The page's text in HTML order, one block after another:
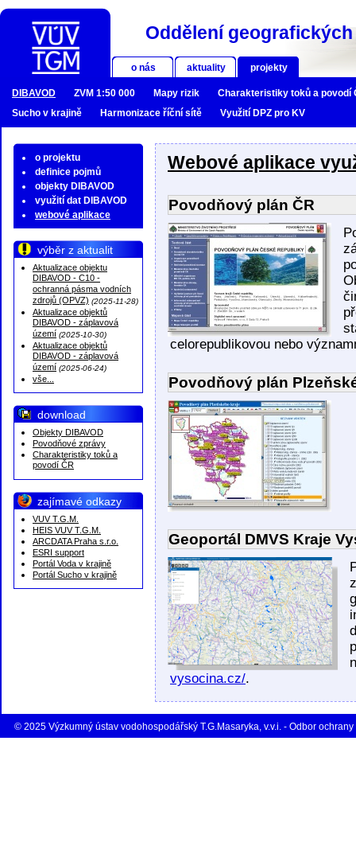
Oddělení
o nás aktuality projekty
DIBAVOD ZVM 1:50 000 Mapy rizik
Charakteristiky toků a povodí
Sucho v krajině
Harmonizace říční sítě Využití DPZ pro KV
o projektu
definice pojmů
objekty DIBAVOD
využití dat DIBAVOD
webové aplikace
výběr z aktualit
Aktualizace objektu
DIBAVOD - C10 -
ochranná pásma vodních
zdrojů (OPVZ) (2025-11-28)
Aktualizace objektů
DIBAVOD - záplavová
území (2025-10-30)
Aktualizace objektů
DIBAVOD - záplavová
území (2025-06-24)
vše...
download
Objekty DIBAVOD
Povodňové zprávy
Charakteristiky toků a
povodí ČR
zajímavé odkazy
VUV T.G.M.
HEIS VUV T.G.M.
ARCDATA Praha s.r.o.
ESRI support
Portál Voda v krajině
Portál Sucho v krajině
Webové aplikace
Povodňový plán ČR
celorepublikovou nebo
Povodňový plán
Geoportál DMVS Kraje
vysocina.cz/.
© 2025 Výzkumný ústav vodohospodářský T.G.Masaryka, v.v.i. - Odbor